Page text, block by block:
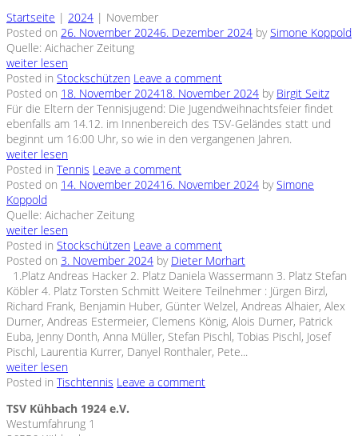
Startseite | 2024 | November
Posted on 26. November 20246. Dezember 2024 bySimone Koppold
Quelle: Aichacher Zeitung
weiter lesen
Posted in Stockschützen Leave a comment
Posted on 18. November 202418. November 2024 by Birgit Seitz
Für die Eltern der Tennisjugend: Die Jugendweihnachtsfeier findet
ebenfalls am 14.12. im Innenbereich des TSV-Geländes statt und
beginnt um 16:00 Uhr, so wie in den vergangenen Jahren.
weiter lesen
Posted in Tennis Leave a comment
Posted on 14. November 202416. November 2024 bySimone
Koppold
Quelle: Aichacher Zeitung
weiter lesen
Posted in Stockschützen Leave a comment
Posted on 3. November 2024 by Dieter Morhart
1.Platz Andreas Hacker 2. Platz Daniela Wassermann 3. Platz Stefan
Köbler 4. Platz Torsten Schmitt Weitere Teilnehmer : Jürgen Birzl,
Richard Frank, Benjamin Huber, Günter Welzel, Andreas Alhaier, Alex
Durner, Andreas Estermeier, Clemens König, Alois Durner, Patrick
Euba, Jenny Donth, Anna Müller, Stefan Pischl, Tobias Pischl, Josef
Pischl, Laurentia Kurrer, Danyel Ronthaler, Pete...
weiter lesen
Posted in Tischtennis Leave a comment
TSV Kühbach 1924 e.V.
Westumfahrung 1